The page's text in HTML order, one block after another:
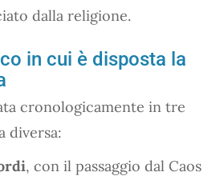
dalla religione.
in cui è disposta la
cronologicamente in tre
diversa:
, con il passaggio dal Caos